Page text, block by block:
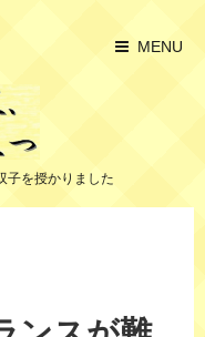
MENU
子を授かりました